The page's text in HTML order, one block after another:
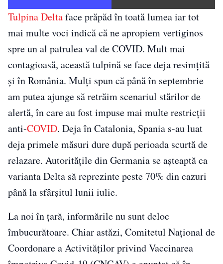
Tulpina Deltaface prăpăd în toată lumea iar tot
mai multe voci indică că ne apropiem vertiginos
spre un al patrulea val de COVID. Mult mai
contagioasă, această tulpină se face deja resimțită
și în România. Mulți spun că până în septembrie
am putea ajunge să retrăim scenariul stărilor de
alertă, în care au fost impuse mai multe restricții
anti-COVID. Deja în Catalonia, Spania s-au luat
deja primele măsuri dure după perioada scurtă de
relazare. Autoritățile din Germania se așteaptă ca
varianta Delta să reprezinte peste 70% din cazuri
până la sfârșitul lunii iulie.
La noi în țară, informările nu sunt deloc
îmbucurătoare. Chiar astăzi, Comitetul Național de
Coordonare a Activităților privind Vaccinarea